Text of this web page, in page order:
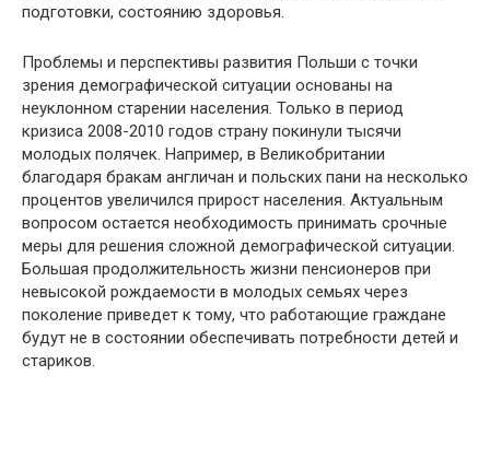
подготовки, состоянию здоровья.
Проблемы и перспективы развития Польши с точки
зрения демографической ситуации основаны на
неуклонном старении населения. Только в период
кризиса 2008-2010 годов страну покинули тысячи
молодых полячек. Например, в Великобритании
благодаря бракам англичан и польских пани на несколько
процентов увеличился прирост населения. Актуальным
вопросом остается необходимость принимать срочные
меры для решения сложной демографической ситуации.
Большая продолжительность жизни пенсионеров при
невысокой рождаемости в молодых семьях через
поколение приведет к тому, что работающие граждане
будут не в состоянии обеспечивать потребности детей и
стариков.